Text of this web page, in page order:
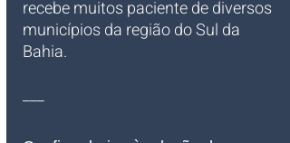
recebe muitos paciente de diversos
municípios da região do Sul da
Bahia.
___